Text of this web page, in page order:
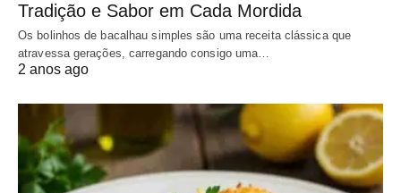
Tradição e Sabor em Cada Mordida
Os bolinhos de bacalhau simples são uma receita clássica que
atravessa gerações, carregando consigo uma…
2 anos ago